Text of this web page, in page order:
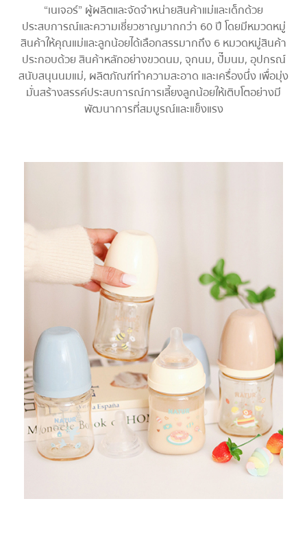
“เนเจอร์” ผู้ผลิตและจัดจำหน่ายสินค้าแม่และเด็กด้วย
ประสบการณ์และความเชี่ยวชาญมากกว่า 60 ปี โดยมีหมวดหมู่
สินค้าให้คุณแม่และลูกน้อยได้เลือกสรรมากถึง 6 หมวดหมู่สินค้า
ประกอบด้วย สินค้าหลักอย่างขวดนม, จุกนม, ปั๊มนม, อุปกรณ์
สนับสนุนนมแม่, ผลิตภัณฑ์ทำความสะอาด และเครื่องนึ่ง เพื่อมุ่ง
มั่นสร้างสรรค์ประสบการณ์การเลี้ยงลูกน้อยให้เติบโตอย่างมี
พัฒนาการที่สมบูรณ์และแข็งแรง